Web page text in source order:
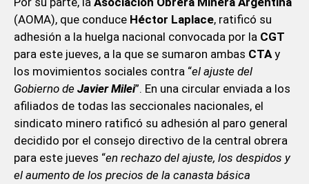
(AOMA), que conduce Héctor Laplace, ratificó su
adhesión a la huelga nacional convocada por la CGT
para este jueves, a la que se sumaron ambas CTAy
los movimientos sociales contra “el ajuste del
Gobierno de Javier Milei”. En una circular enviada a los
afiliados de todas las seccionales nacionales, el
sindicato minero ratificó su adhesión al paro general
decidido por el consejo directivo de la central obrera
para este jueves “en rechazo del ajuste, los despidos y
el aumento de los precios de la canasta básica